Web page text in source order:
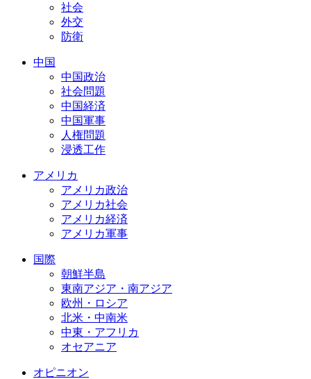
社会
外交
防衛
中国
中国政治
社会問題
中国経済
中国軍事
人権問題
浸透工作
アメリカ
アメリカ政治
アメリカ社会
アメリカ経済
アメリカ軍事
国際
朝鮮半島
東南アジア・南アジア
欧州・ロシア
北米・中南米
中東・アフリカ
オセアニア
オピニオン